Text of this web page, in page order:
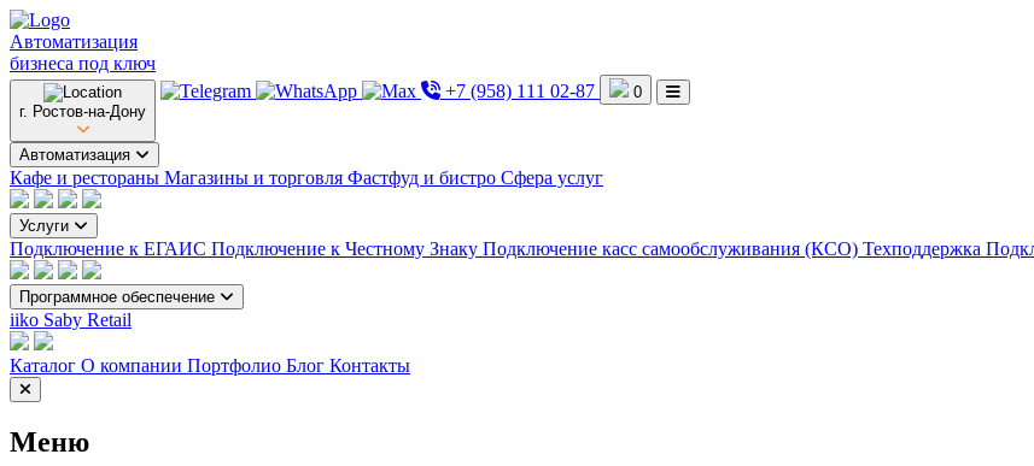
Автоматизация
бизнеса под ключ
г. Ростов-на-Дону
+7 (958) 111 02-87 0
Автоматизация
Кафе и рестораны Магазины и торговля Фастфуд и бистро Сфера услуг
Услуги
Подключение к ЕГАИС Подключение к Честному Знаку Подключение касс самообслуживания (КСО) Техподдержка
Программное обеспечение
iiko Saby Retail
Каталог О компании Портфолио Блог Контакты
Меню